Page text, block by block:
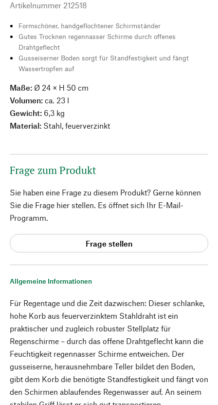
Allgemeine Informationen
Für Regentage und die Zeit dazwischen: Dieser schlanke,
hohe Korb aus feuerverzinktem Stahldraht ist ein
praktischer und zugleich robuster Stellplatz für
Regenschirme – durch das offene Drahtgeflecht kann die
Feuchtigkeit regennasser Schirme entweichen. Der
gusseiserne, herausnehmbare Teller bildet den Boden,
gibt dem Korb die benötigte Standfestigkeit und fängt von
den Schirmen ablaufendes Regenwasser auf. An seinem
Artikelnummer 212518
Formschöner, handgeflochtener Schirmständer
Gutes Trocknen regennasser Schirme durch offenes
Drahtgeflecht
Gusseiserner Boden sorgt für Standfestigkeit und fängt
Wassertropfen auf
Maße: Ø 24 × H 50 cm
Volumen: ca. 23 l
Gewicht: 6,3 kg
Material: Stahl, feuerverzinkt
Frage zum Produkt
Sie haben eine Frage zu diesem Produkt? Gerne können
Sie die Frage hier stellen. Es öffnet sich Ihr E-Mail-
Programm.
Frage stellen